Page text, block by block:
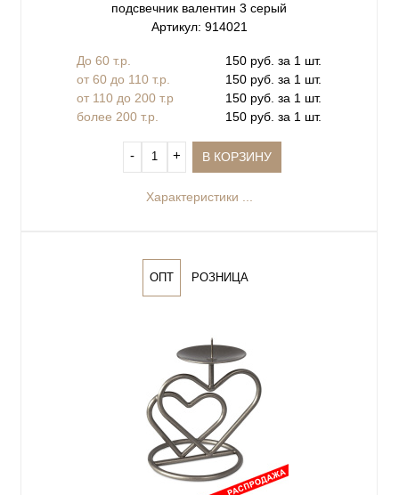
подсвечник валентин 3 серый
Артикул: 914021
До 60 т.р.
150 руб. за 1 шт.
от 60 до 110 т.р.
150 руб. за 1 шт.
от 110 до 200 т.р
150 руб. за 1 шт.
более 200 т.р.
150 руб. за 1 шт.
‐ + В КОРЗИНУ
Характеристики ...
ОПТ РОЗНИЦА